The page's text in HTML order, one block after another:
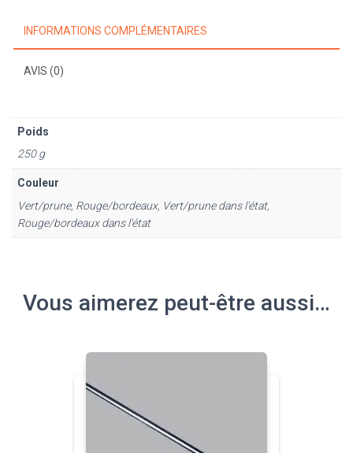
INFORMATIONS COMPLÉMENTAIRES
AVIS (0)
Poids
250 g
Couleur
Vert/prune, Rouge/bordeaux, Vert/prune dans l'état,
Rouge/bordeaux dans l'état
Vous aimerez peut-être aussi…